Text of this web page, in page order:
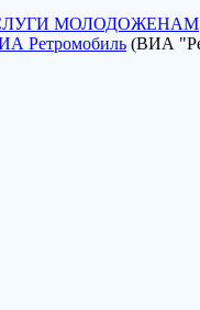
МОЛОДОЖЕНАМ
Ретромобиль (ВИА